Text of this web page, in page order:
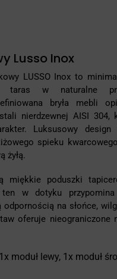
Lusso Inox
LUSSO Inox to
taras w naturalne
bryła mebli
nierdzewnej AISI 304,
Luksusowy design
spieku
żyłą.
miękkie poduszki
w dotyku
na słońce,
oferuje nieograniczone
moduł lewy, 1x moduł